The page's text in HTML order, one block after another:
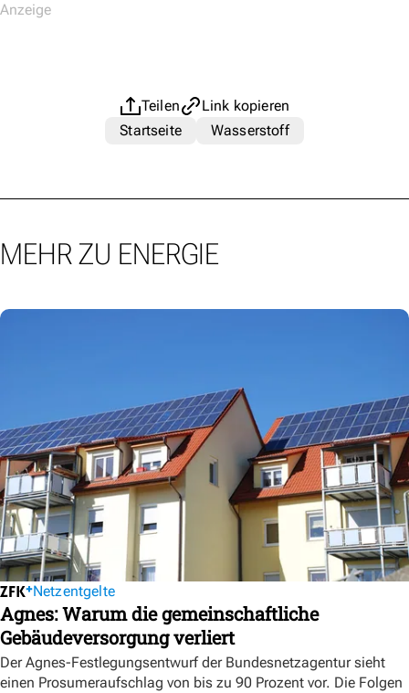
Teilen
Link kopieren
Startseite
Wasserstoff
MEHR ZU ENERGIE
Netzentgelte
Agnes: Warum die gemeinschaftliche
Gebäudeversorgung verliert
Der Agnes-Festlegungsentwurf der Bundesnetzagentur sieht
einen Prosumeraufschlag von bis zu 90 Prozent vor. Die Folgen